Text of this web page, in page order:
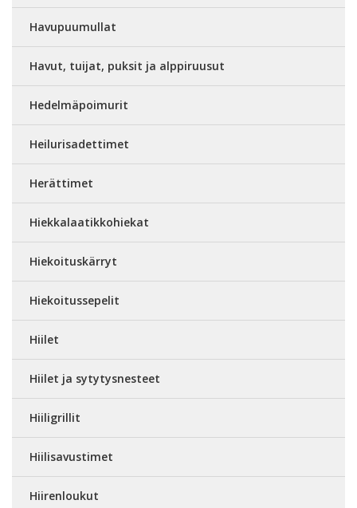
Havupuumullat
Havut, tuijat, puksit ja alppiruusut
Hedelmäpoimurit
Heilurisadettimet
Herättimet
Hiekkalaatikkohiekat
Hiekoituskärryt
Hiekoitussepelit
Hiilet
Hiilet ja sytytysnesteet
Hiiligrillit
Hiilisavustimet
Hiirenloukut